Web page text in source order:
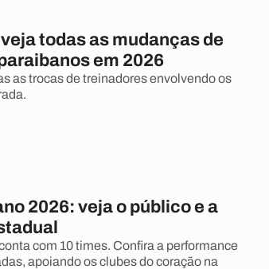
todas as mudanças de
em 2026
as trocas de treinadores envolvendo os
2026: veja o público e a
com 10 times. Confira a performance
apoiando os clubes do coração na